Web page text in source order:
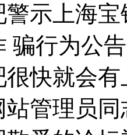
示上海
骗行为公告
快就会
管理员